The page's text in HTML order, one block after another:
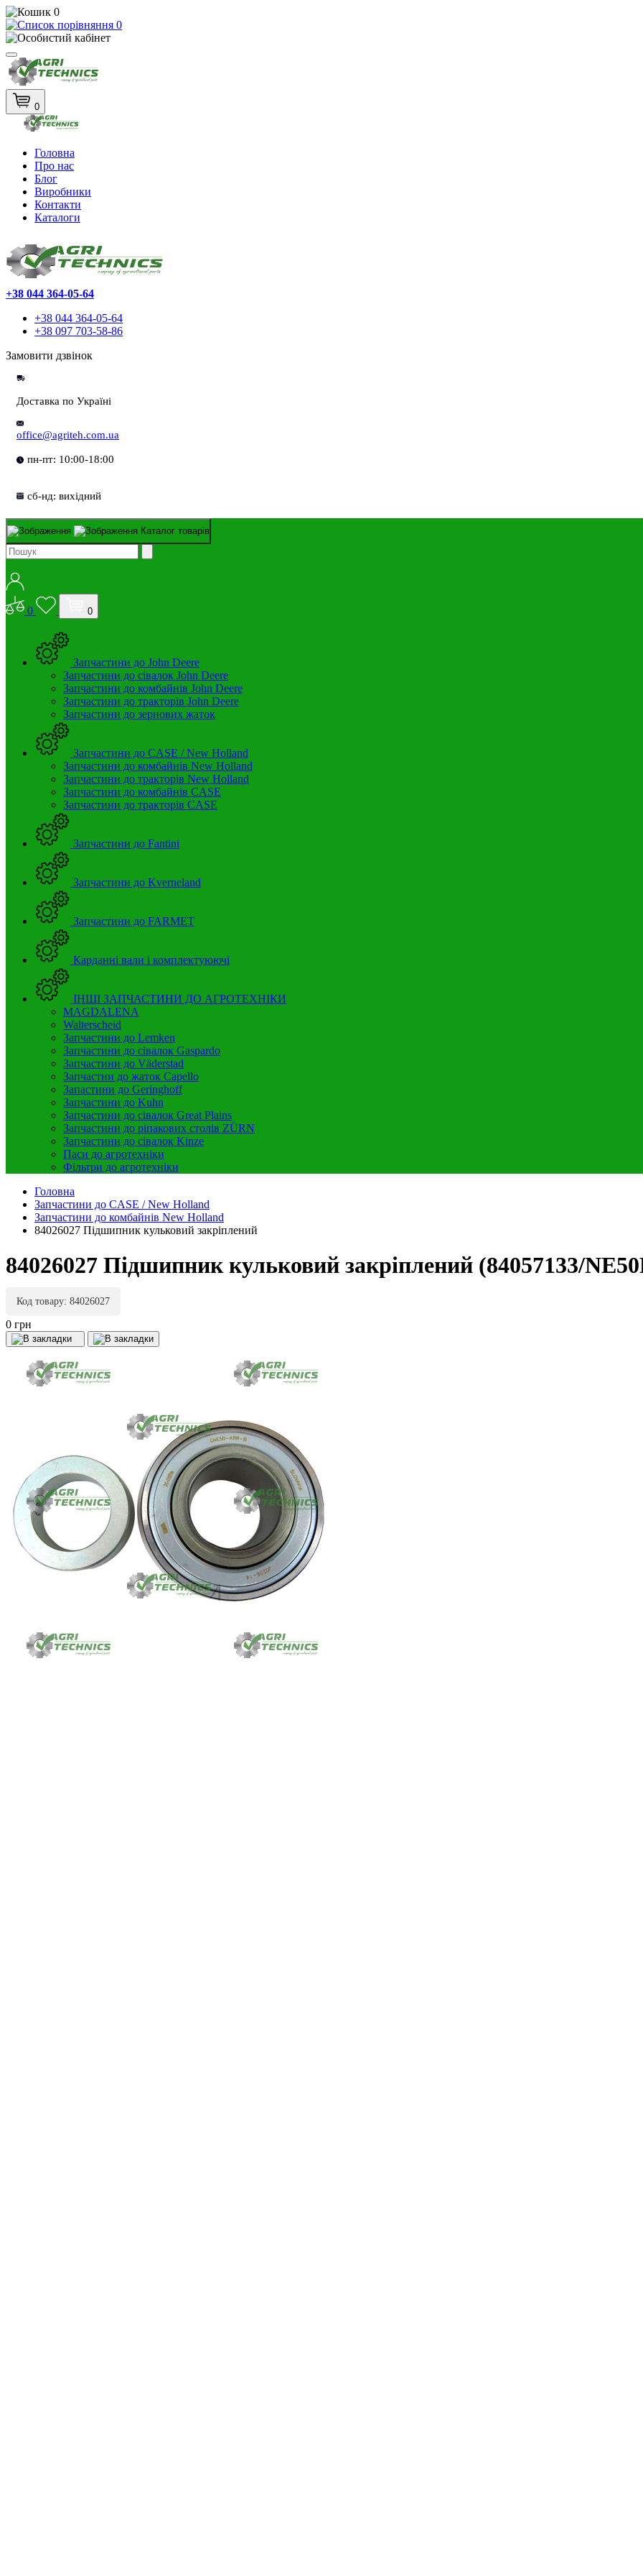
0
0
0
Головна
Про нас
Блог
Виробники
Контакти
Каталоги
+38 044 364-05-64
+38 044 364-05-64
+38 097 703-58-86
Замовити дзвінок
Доставка по Україні
office@agriteh.com.ua
пн-пт: 10:00-18:00
сб-нд: вихідний
Каталог товарів
0 0
Запчастини до John Deere
Запчастини до сівалок John Deere
Запчастини до комбайнів John Deere
Запчастини до тракторів John Deere
Запчастини до зернових жаток
Запчастини до CASE / New Holland
Запчастини до комбайнів New Holland
Запчастини до тракторів New Holland
Запчастини до комбайнів CASE
Запчастини до тракторів CASE
Запчастини до Fantini
Запчастини до Kverneland
Запчастини до FARMET
Карданні вали і комплектуюючі
ІНШІ ЗАПЧАСТИНИ ДО АГРОТЕХНІКИ
MAGDALENA
Walterscheid
Запчастини до Lemken
Запчастини до сівалок Gaspardo
Запчастини до Väderstad
Запчастни до жаток Capello
Запастини до Geringhoff
Запчастини до Kuhn
Запчастини до сівалок Great Plains
Запчастини до ріпакових столів ZÜRN
Запчастини до сівалок Kinze
Паси до агротехніки
Фільтри до агротехніки
Головна
Запчастини до CASE / New Holland
Запчастини до комбайнів New Holland
84026027 Підшипник кульковий закріплений
84026027 Підшипник кульковий закріплений (84057133/
Код товару: 84026027
0 грн